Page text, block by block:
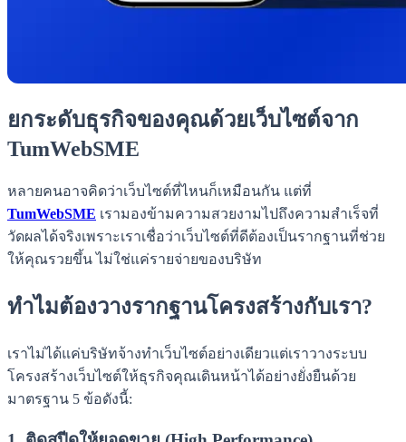
ยกระดับธุรกิจของคุณด้วยเว็บไซต์จาก
TumWebSME
หลายคนอาจคิดว่าเว็บไซต์ที่ไหนก็เหมือนกัน แต่ที่
TumWebSME เรามองข้ามความสวยงามไปถึงความสำเร็จที่
วัดผลได้จริงเพราะเราเชื่อว่าเว็บไซต์ที่ดีต้องเป็นรากฐานที่ช่วย
ให้คุณรวยขึ้น ไม่ใช่แค่รายจ่ายของบริษัท
ทำไมต้องวางรากฐานโครงสร้างกับเรา?
เราไม่ได้แค่บริษัทจ้างทำเว็บไซต์อย่างเดียวแต่เราวางระบบ
โครงสร้างเว็บไซต์ให้ธุรกิจคุณเดินหน้าได้อย่างยั่งยืนด้วย
มาตรฐาน 5 ข้อดังนี้: